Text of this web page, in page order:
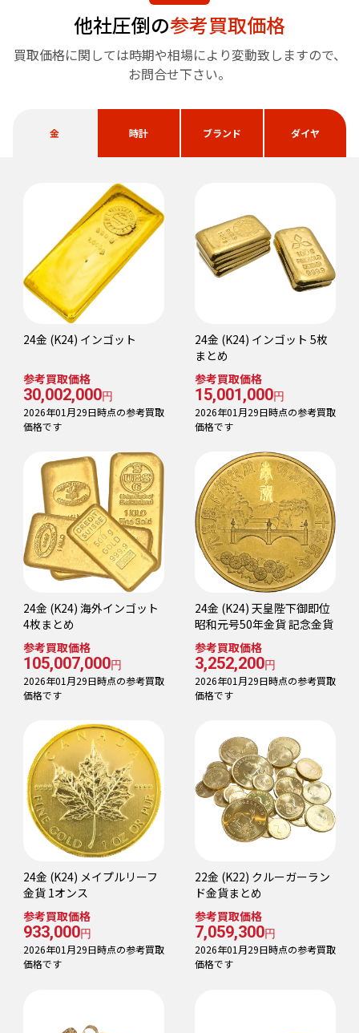
他社圧倒の参考買取価格
買取価格に関しては時期や相場により変動致しますので、
お問合せ下さい。
金 時計 ブランド ダイヤ
24金 (K24) インゴット
参考買取価格
30,002,000円
2026年01月29日時点の参考買取
価格です
24金 (K24) インゴット 5枚
まとめ
参考買取価格
15,001,000円
2026年01月29日時点の参考買取
価格です
24金 (K24) 海外インゴット
4枚まとめ
参考買取価格
105,007,000円
2026年01月29日時点の参考買取
価格です
24金 (K24) 天皇陛下御即位
昭和元号50年金貨 記念金貨
参考買取価格
3,252,200円
2026年01月29日時点の参考買取
価格です
24金 (K24) メイプルリーフ
金貨 1オンス
参考買取価格
933,000円
2026年01月29日時点の参考買取
価格です
22金 (K22) クルーガーラン
ド金貨まとめ
参考買取価格
7,059,300円
2026年01月29日時点の参考買取
価格です